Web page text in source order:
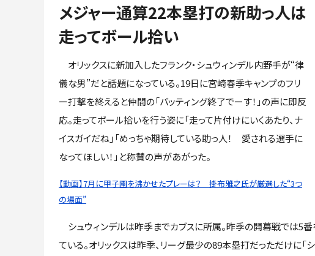
メジャー通算22本塁打の新助っ人は
走ってボール拾い
オリックスに新加入したフランク・シュウィンデル内野手が“律
儀な男”だと話題になっている。19日に宮崎春季キャンプのフリ
ー打撃を終えると仲間の「バッティング終了でーす！」の声に即反
応。走ってボール拾いを行う姿に「走って片付けにいくあたり、ナ
イスガイだね」「めっちゃ期待している助っ人！ 愛される選手に
なってほしい！」と称賛の声があがった。
【動画】7月に甲子園を沸かせたプレーは？ 掛布雅之氏が厳選した“3つ
の場面”
シュウィンデルは昨季までカブスに所属。昨季の開幕戦では5
ている。オリックスは昨季、リーグ最少の89本塁打だっただけに